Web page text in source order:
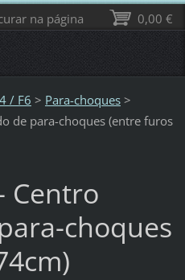
/ F6 > Para-choques >
de para-choques (entre furos
Centro
choques
0,00 €
na página